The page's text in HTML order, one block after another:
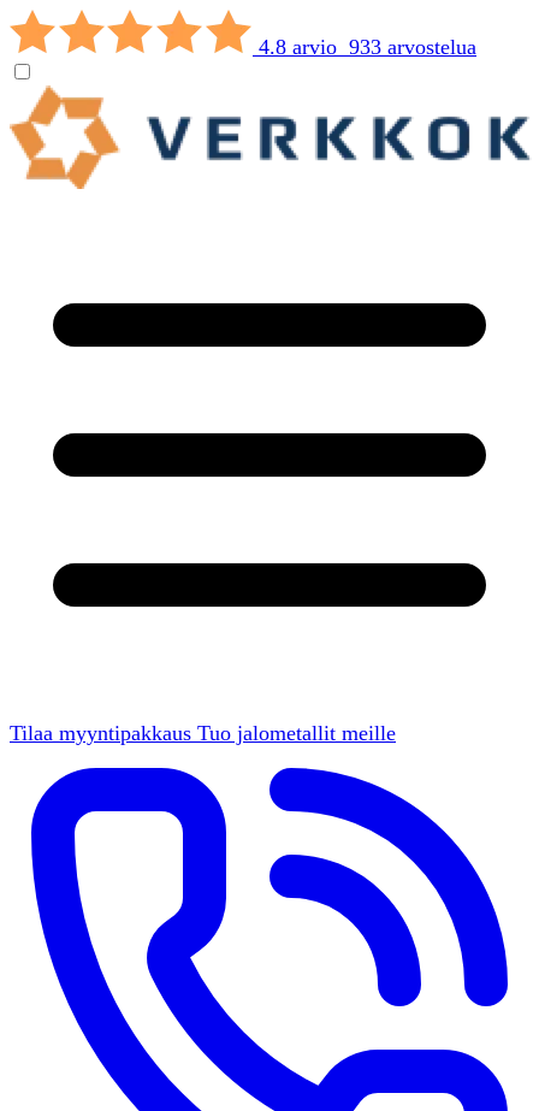
4.8 arvio 933 arvostelua
Tilaa myyntipakkaus Tuo jalometallit meille